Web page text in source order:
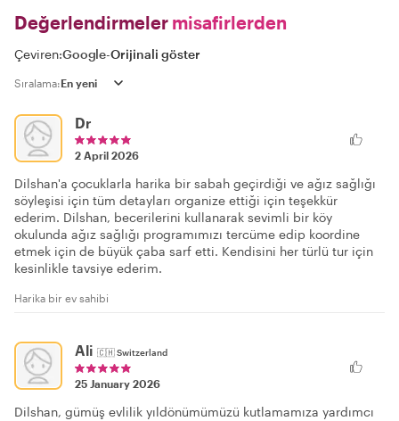
Değerlendirmeler misafirlerden
Çeviren:Google-Orijinali göster
Sıralama:
Dr
2 April 2026
Dilshan'a çocuklarla harika bir sabah geçirdiği ve ağız sağlığı
söyleşisi için tüm detayları organize ettiği için teşekkür
ederim. Dilshan, becerilerini kullanarak sevimli bir köy
okulunda ağız sağlığı programımızı tercüme edip koordine
etmek için de büyük çaba sarf etti. Kendisini her türlü tur için
kesinlikle tavsiye ederim.
Harika bir ev sahibi
Ali 🇨🇭Switzerland
25 January 2026
Dilshan, gümüş evlilik yıldönümümüzü kutlamamıza yardımcı